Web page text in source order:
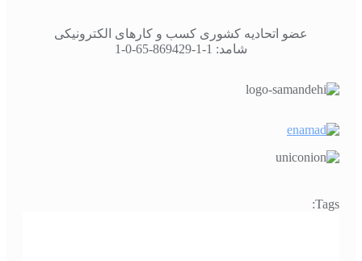
عضو اتحادیه کشوری کسب و کارهای الکترونیکی
شامد: 1-1-869429-65-0-1
Tags: